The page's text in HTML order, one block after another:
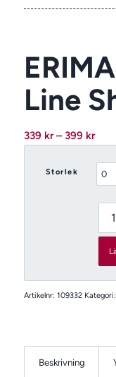
Line
339 kr – 399 kr
till
399
Storlek
Artikelnr: 109332 Kategori:
Beskrivning